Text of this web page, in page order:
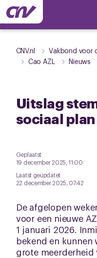
CNV.nl Vakbond voor
Cao AZL
Nieuws
Uitslag
sociaal
Geplaatst
19 december 2025, 11:00
Laatst geüpdatet
22 december 2025, 07:42
De afgelopen
voor een nieuwe
1 januari 2026.
bekend en kunnen
grote